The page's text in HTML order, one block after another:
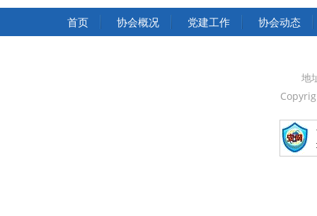
首页 协会概况 党建工作 协会动态
地